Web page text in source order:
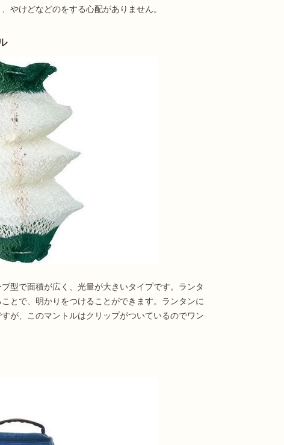
やけどなどのをする心配がありません。
型で面積が広く、光量が大きいタイプです。ランタ
とで、明かりをつけることができます。ランタンに
が、このマントルはクリップがついているのでワン